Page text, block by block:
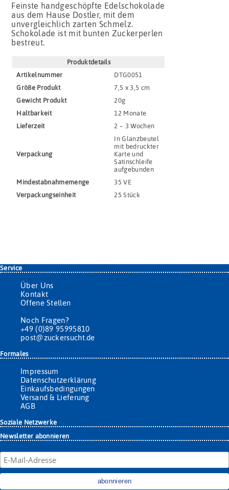
Feinste handgeschöpfte Edelschokolade
aus dem Hause Dostler, mit dem
unvergleichlich zarten Schmelz.
Schokolade ist mit bunten Zuckerperlen
bestreut.
Produktdetails
Artikel­nummer
DTG0051
Größe Produkt
7,5 x 3,5 cm
Gewicht Produkt
20g
Haltbar­keit
12 Monate
Lieferzeit
2 – 3 Wochen
Verpackung
In Glanzbeutel
mit bedruckter
Karte und
Satinschleife
aufgebunden
Mindestabnahmemenge
35 VE
Verpackungs­einheit
25 Stück
Service
Über Uns
Kontakt
Offene Stellen
Noch Fragen?
+49 (0)89 95995810
post@zuckersucht.de
Formales
Impressum
Datenschutzerklärung
Einkaufsbedingungen
Versand & Lieferung
AGB
Soziale Netzwerke
Newsletter abonnieren